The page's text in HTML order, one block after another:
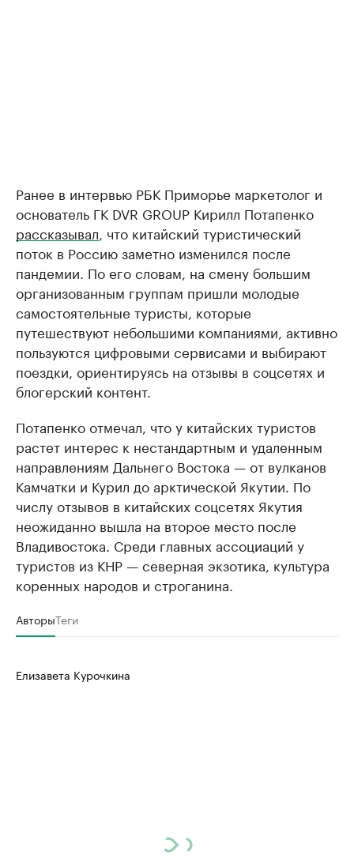
Ранее в интервью РБК Приморье маркетолог и
основатель ГК DVR GROUP Кирилл Потапенко
рассказывал, что китайский туристический
поток в Россию заметно изменился после
пандемии. По его словам, на смену большим
организованным группам пришли молодые
самостоятельные туристы, которые
путешествуют небольшими компаниями, активно
пользуются цифровыми сервисами и выбирают
поездки, ориентируясь на отзывы в соцсетях и
блогерский контент.
Потапенко отмечал, что у китайских туристов
растет интерес к нестандартным и удаленным
направлениям Дальнего Востока — от вулканов
Камчатки и Курил до арктической Якутии. По
числу отзывов в китайских соцсетях Якутия
неожиданно вышла на второе место после
Владивостока. Среди главных ассоциаций у
туристов из КНР — северная экзотика, культура
коренных народов и строганина.
АвторыТеги
Елизавета Курочкина